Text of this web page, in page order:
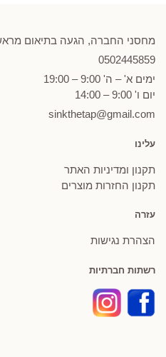
מחסני החברה, הגעה בתיאום מראש
0502445859
ימים א' – ה' 9:00 – 19:00
יום ו' 9:00 – 14:00
sinkthetap@gmail.com
עלינו
תקנון ומדיניות האתר
תקנון החזרות מוצרים
עזרה
הצהרת נגישות
רשתות חברתיות